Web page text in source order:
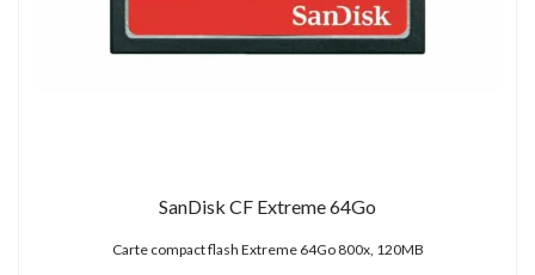
SanDisk CF Extreme 64Go
Carte compact flash Extreme 64Go 800x, 120MB